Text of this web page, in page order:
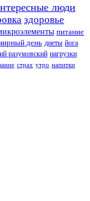
люди
здоровье
питание
день диеты йога
разумовский нагрузки
страх утро напитки